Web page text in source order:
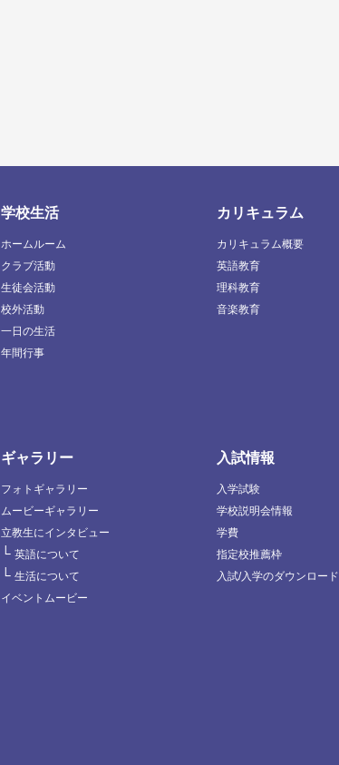
学校生活
ホームルーム
クラブ活動
生徒会活動
校外活動
一日の生活
年間行事
カリキュラム
カリキュラム概要
英語教育
理科教育
音楽教育
ギャラリー
フォトギャラリー
ムービーギャラリー
立教生にインタビュー
└ 英語について
└ 生活について
イベントムービー
入試情報
入学試験
学校説明会情報
学費
指定校推薦枠
入試/入学のダウンロード